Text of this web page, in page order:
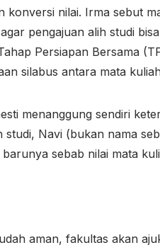
konversi nilai. Irma sebut
pengajuan alih studi
Persiapan Bersama
silabus antara mata
menanggung sendiri
studi, Navi (bukan nama
sebab nilai mata
aman, fakultas akan